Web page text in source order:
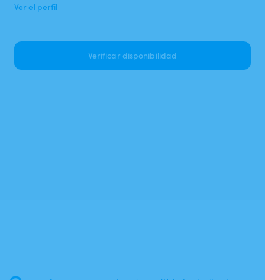
Ver el perfil
Verificar disponibilidad